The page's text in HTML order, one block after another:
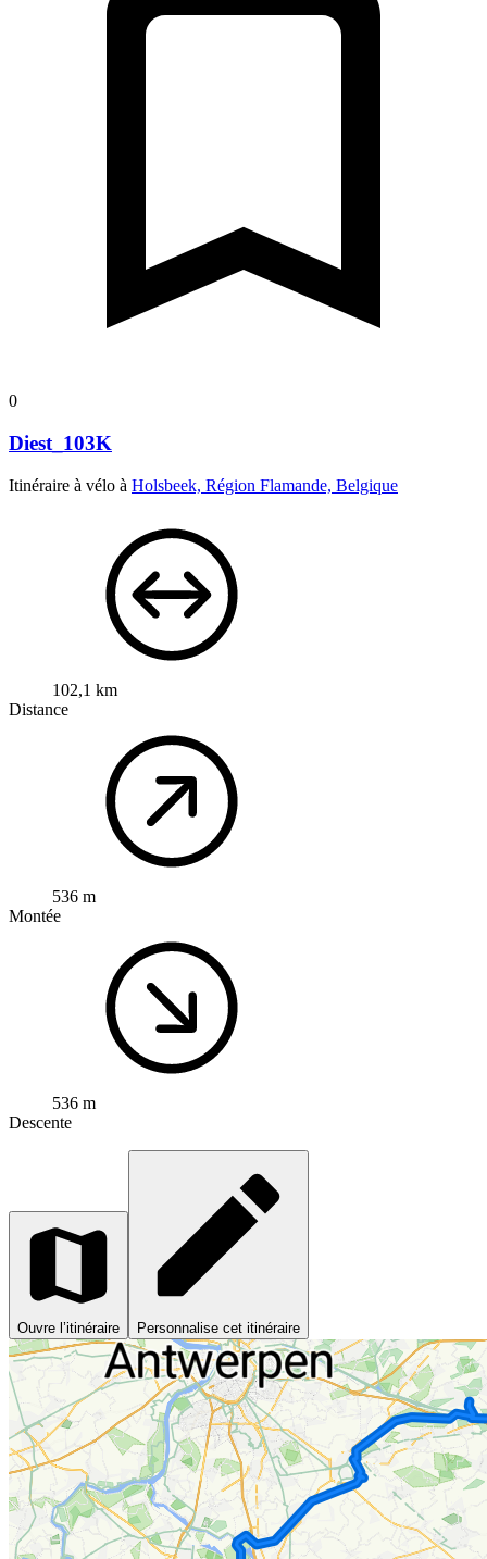
0
Diest_103K
Itinéraire à vélo à Holsbeek, Région Flamande, Belgique
102,1 km
Distance
536 m
Montée
536 m
Descente
Ouvre l’itinéraire Personnalise cet itinéraire